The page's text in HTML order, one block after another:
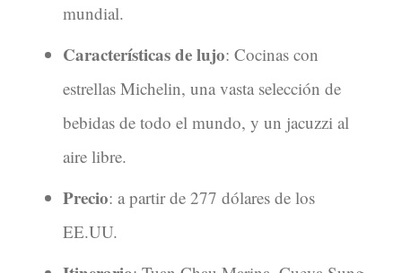
mundial.
Características de lujo: Cocinas con
estrellas Michelin, una vasta selección de
bebidas de todo el mundo, y un jacuzzi al
aire libre.
Precio: a partir de 277 dólares de los
EE.UU.